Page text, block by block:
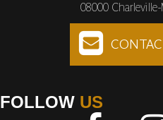
08000
FOLLOW US